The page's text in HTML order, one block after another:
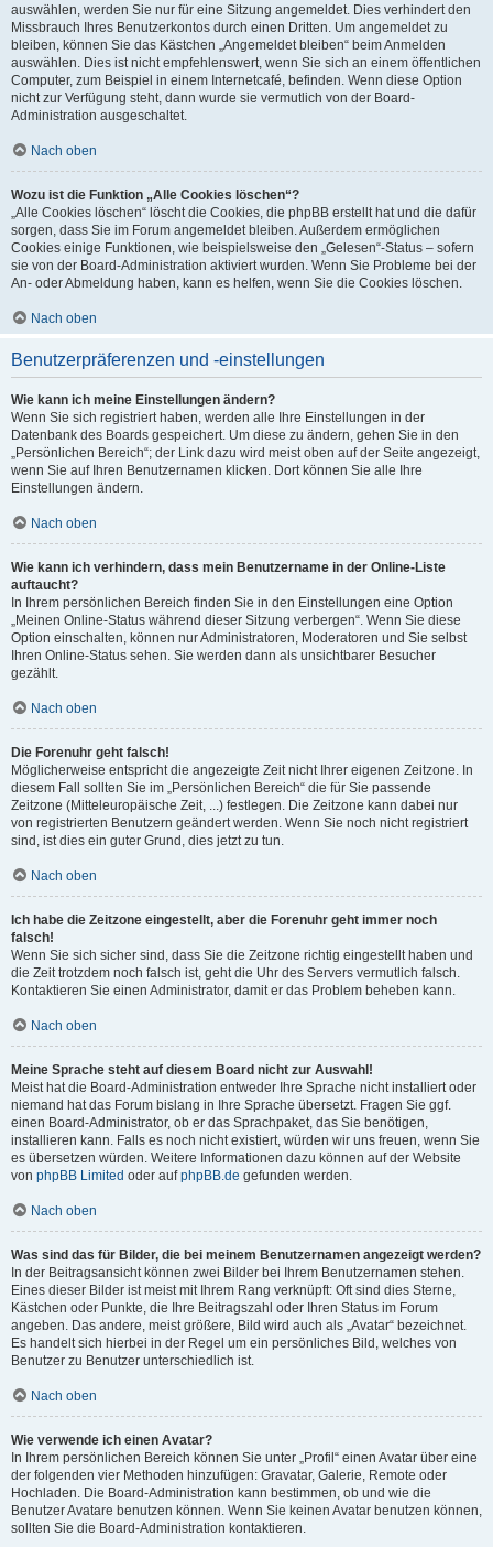
auswählen, werden Sie nur für eine Sitzung angemeldet. Dies verhindert den
Missbrauch Ihres Benutzerkontos durch einen Dritten. Um angemeldet zu
bleiben, können Sie das Kästchen „Angemeldet bleiben“ beim Anmelden
auswählen. Dies ist nicht empfehlenswert, wenn Sie sich an einem öffentlichen
Computer, zum Beispiel in einem Internetcafé, befinden. Wenn diese Option
nicht zur Verfügung steht, dann wurde sie vermutlich von der Board-
Administration ausgeschaltet.
Nach oben
Wozu ist die Funktion „Alle Cookies löschen“?
„Alle Cookies löschen“ löscht die Cookies, die phpBB erstellt hat und die dafür
sorgen, dass Sie im Forum angemeldet bleiben. Außerdem ermöglichen
Cookies einige Funktionen, wie beispielsweise den „Gelesen“-Status – sofern
sie von der Board-Administration aktiviert wurden. Wenn Sie Probleme bei der
An- oder Abmeldung haben, kann es helfen, wenn Sie die Cookies löschen.
Nach oben
Benutzerpräferenzen und -einstellungen
Wie kann ich meine Einstellungen ändern?
Wenn Sie sich registriert haben, werden alle Ihre Einstellungen in der
Datenbank des Boards gespeichert. Um diese zu ändern, gehen Sie in den
„Persönlichen Bereich“; der Link dazu wird meist oben auf der Seite angezeigt,
wenn Sie auf Ihren Benutzernamen klicken. Dort können Sie alle Ihre
Einstellungen ändern.
Nach oben
Wie kann ich verhindern, dass mein Benutzername in der Online-Liste
auftaucht?
In Ihrem persönlichen Bereich finden Sie in den Einstellungen eine Option
„Meinen Online-Status während dieser Sitzung verbergen“. Wenn Sie diese
Option einschalten, können nur Administratoren, Moderatoren und Sie selbst
Ihren Online-Status sehen. Sie werden dann als unsichtbarer Besucher
gezählt.
Nach oben
Die Forenuhr geht falsch!
Möglicherweise entspricht die angezeigte Zeit nicht Ihrer eigenen Zeitzone. In
diesem Fall sollten Sie im „Persönlichen Bereich“ die für Sie passende
Zeitzone (Mitteleuropäische Zeit, ...) festlegen. Die Zeitzone kann dabei nur
von registrierten Benutzern geändert werden. Wenn Sie noch nicht registriert
sind, ist dies ein guter Grund, dies jetzt zu tun.
Nach oben
Ich habe die Zeitzone eingestellt, aber die Forenuhr geht immer noch
falsch!
Wenn Sie sich sicher sind, dass Sie die Zeitzone richtig eingestellt haben und
die Zeit trotzdem noch falsch ist, geht die Uhr des Servers vermutlich falsch.
Kontaktieren Sie einen Administrator, damit er das Problem beheben kann.
Nach oben
Meine Sprache steht auf diesem Board nicht zur Auswahl!
Meist hat die Board-Administration entweder Ihre Sprache nicht installiert oder
niemand hat das Forum bislang in Ihre Sprache übersetzt. Fragen Sie ggf.
einen Board-Administrator, ob er das Sprachpaket, das Sie benötigen,
installieren kann. Falls es noch nicht existiert, würden wir uns freuen, wenn Sie
es übersetzen würden. Weitere Informationen dazu können auf der Website
von phpBB Limited oder aufphpBB.de gefunden werden.
Nach oben
Was sind das für Bilder, die bei meinem Benutzernamen angezeigt werden?
In der Beitragsansicht können zwei Bilder bei Ihrem Benutzernamen stehen.
Eines dieser Bilder ist meist mit Ihrem Rang verknüpft: Oft sind dies Sterne,
Kästchen oder Punkte, die Ihre Beitragszahl oder Ihren Status im Forum
angeben. Das andere, meist größere, Bild wird auch als „Avatar“ bezeichnet.
Es handelt sich hierbei in der Regel um ein persönliches Bild, welches von
Benutzer zu Benutzer unterschiedlich ist.
Nach oben
Wie verwende ich einen Avatar?
In Ihrem persönlichen Bereich können Sie unter „Profil“ einen Avatar über eine
der folgenden vier Methoden hinzufügen: Gravatar, Galerie, Remote oder
Hochladen. Die Board-Administration kann bestimmen, ob und wie die
Benutzer Avatare benutzen können. Wenn Sie keinen Avatar benutzen können,
sollten Sie die Board-Administration kontaktieren.